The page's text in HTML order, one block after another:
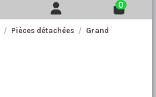
0
Pièces détachées
Grand